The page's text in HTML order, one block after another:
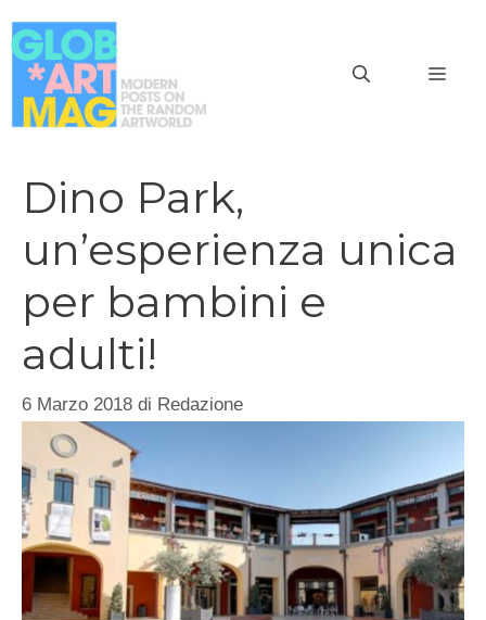
al
contenuto
Dino Park,
un’esperienza unica
per bambini e
adulti!
6 Marzo 2018 di Redazione